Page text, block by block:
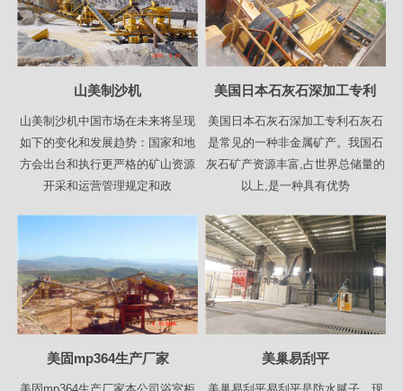
山美制沙机
山美制沙机中国市场在未来将呈现
如下的变化和发展趋势：国家和地
方会出台和执行更严格的矿山资源
开采和运营管理规定和政
美国日本石灰石深加工专利
美国日本石灰石深加工专利石灰石
是常见的一种非金属矿产。我国石
灰石矿产资源丰富,占世界总储量的
以上,是一种具有优势
美固mp364生产厂家 美巢易刮平